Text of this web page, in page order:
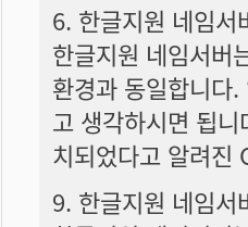
6. 한글지원 네임서
한글지원 네임서버
환경과 동일합니다
고 생각하시면 됩
치되었다고 알려진
9. 한글지원 네임서